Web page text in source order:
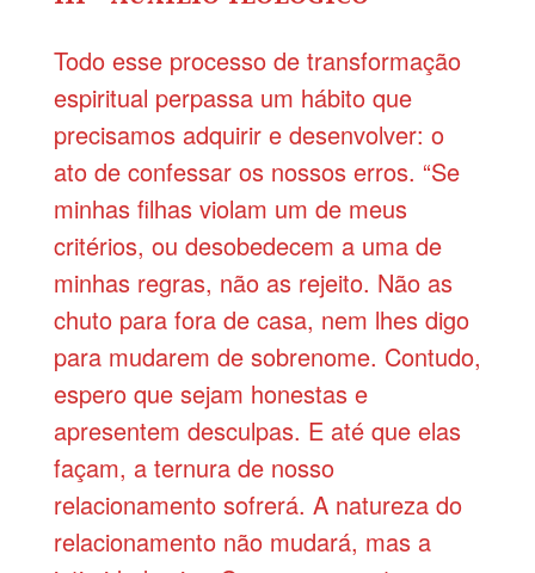
Todo esse processo de transformação
espiritual perpassa um hábito que
precisamos adquirir e desenvolver: o
ato de confessar os nossos erros. “Se
minhas filhas violam um de meus
critérios, ou desobedecem a uma de
minhas regras, não as rejeito. Não as
chuto para fora de casa, nem lhes digo
para mudarem de sobrenome. Contudo,
espero que sejam honestas e
apresentem desculpas. E até que elas
façam, a ternura de nosso
relacionamento sofrerá. A natureza do
relacionamento não mudará, mas a